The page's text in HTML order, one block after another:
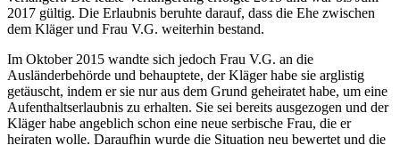
2017 gültig. Die Erlaubnis beruhte darauf, dass die Ehe zwischen
dem Kläger und Frau V.G. weiterhin bestand.
Im Oktober 2015 wandte sich jedoch Frau V.G. an die
Ausländerbehörde und behauptete, der Kläger habe sie arglistig
getäuscht, indem er sie nur aus dem Grund geheiratet habe, um eine
Aufenthaltserlaubnis zu erhalten. Sie sei bereits ausgezogen und der
Kläger habe angeblich schon eine neue serbische Frau, die er
heiraten wolle. Daraufhin wurde die Situation neu bewertet und die